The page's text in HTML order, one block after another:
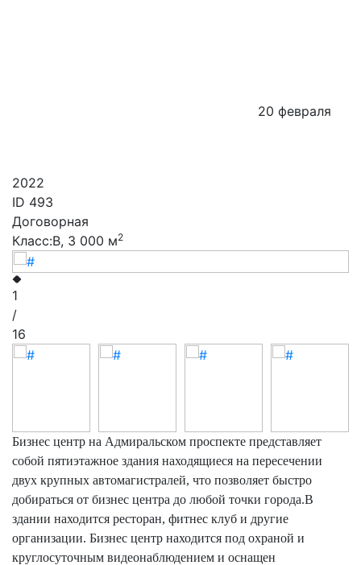
20 февраля
2022
ID 493
Договорная
Класс:B, 3 000 м2
1
/
16
Бизнес центр на Адмиральском проспекте представляет
собой пятиэтажное здания находящиеся на пересечении
двух крупных автомагистралей, что позволяет быстро
добираться от бизнес центра до любой точки города.В
здании находится ресторан, фитнес клуб и другие
организации. Бизнес центр находится под охраной и
круглосуточным видеонаблюдением и оснащен